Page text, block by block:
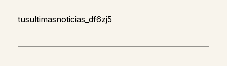
tusultimasnoticias_df6zj5